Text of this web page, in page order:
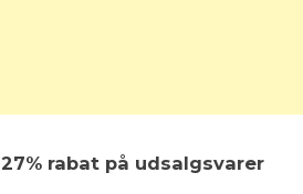
27% rabat på udsalgsvarer